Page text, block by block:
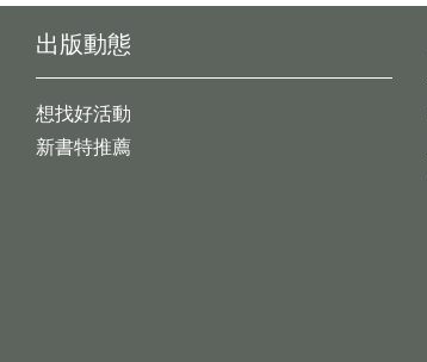
出版動態
想找好活動
新書特推薦